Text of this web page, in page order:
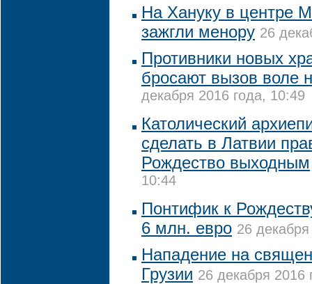
На Хануку в центре
зажгли менору 26
Противники новых
бросают вызов воле
декабря 2016 года, 10:49
Католический
сделать в Латвии
Рождество выходным
10:44
Понтифик к
6 млн. евро 26
Нападение на
Грузии 26 декабря 2016